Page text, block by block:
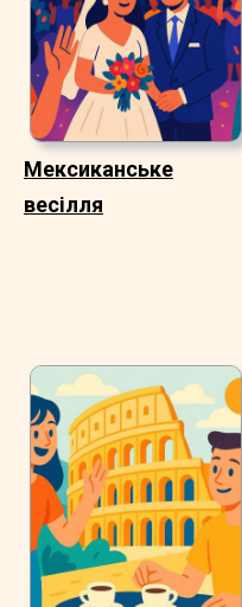
Мексиканське
весілля